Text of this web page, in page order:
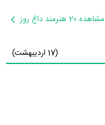
مشاهده 20 هنرمند داغ روز
(17 اردیبهشت)